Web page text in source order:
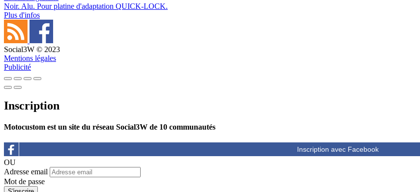
Noir. Alu. Pour platine d'adaptation QUICK-LOCK.
Plus d'infos
Social3W © 2023
Mentions légales
Publicité
Inscription
Motocustom est un site du réseau Social3W de 10 communautés
OU
Adresse email
Mot de passe